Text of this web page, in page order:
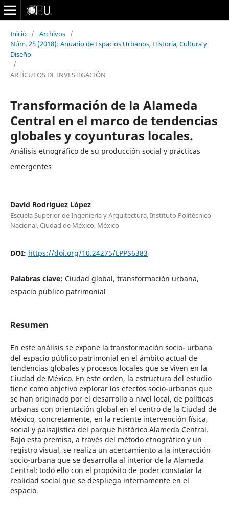
Inicio / Archivos /
Núm. 25 (2018): Anuario de Espacios Urbanos, Historia, Cultura y
Diseño
/
ARTÍCULOS DE INVESTIGACIÓN
Transformación de la Alameda
Central en el marco de tendencias
globales y coyunturas locales.
Análisis etnográfico de su producción social y prácticas
emergentes
David Rodríguez López
Escuela Superior de Ingeniería y Arquitectura, Instituto Politécnico
Nacional, Ciudad de México, México
DOI: https://doi.org/10.24275/LPPS6383
Palabras clave: Ciudad global, transformación urbana,
espacio público patrimonial
Resumen
En este análisis se expone la transformación socio- urbana
del espacio público patrimonial en el ámbito actual de
tendencias globales y procesos locales que se viven en la
Ciudad de México. En este orden, la estructura del estudio
tiene como objetivo explorar los efectos socio-urbanos que
se han originado por el desarrollo a nivel local, de políticas
urbanas con orientación global en el centro de la Ciudad de
México, concretamente, en la reciente intervención física,
social y paisajística del parque histórico Alameda Central.
Bajo esta premisa, a través del método etnográfico y un
registro visual, se realiza un acercamiento a la interacción
socio-urbana que se desarrolla al interior de la Alameda
Central; todo ello con el propósito de poder constatar la
realidad social que se despliega internamente en el
espacio.